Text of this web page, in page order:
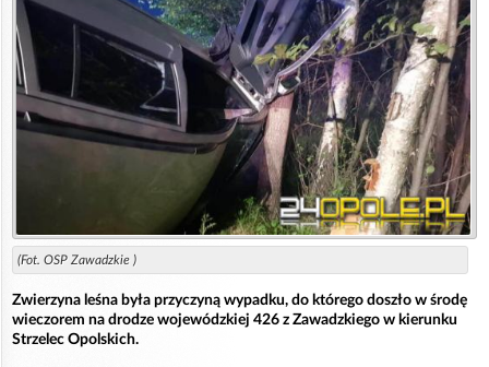
(Fot. OSP Zawadzkie )
Zwierzyna leśna była przyczyną wypadku, do którego doszło w środę
wieczorem na drodze wojewódzkiej 426 z Zawadzkiego w kierunku
Strzelec Opolskich.